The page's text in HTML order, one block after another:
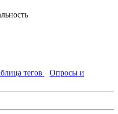
тегов
Опросы и